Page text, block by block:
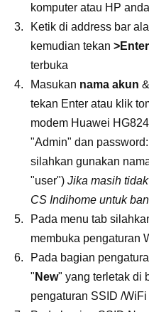
komputer atau HP anda
Ketik di address bar
kemudian tekan >Enter
terbuka
Masukan nama akun &
tekan Enter atau klik
modem Huawei
"Admin" dan
silahkan gunakan
"user") Jika masih
CS Indihome untuk
Pada menu tab
membuka pengaturan
Pada bagian
" New" yang terletak di
pengaturan SSID /WiFi